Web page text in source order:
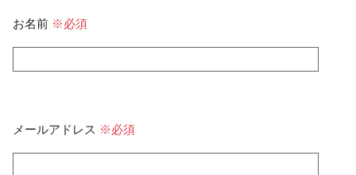
お名前 ※必須
メールアドレス ※必須